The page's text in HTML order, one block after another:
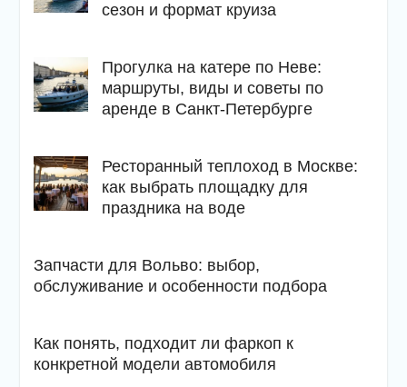
сезон и формат круиза
Прогулка на катере по Неве:
маршруты, виды и советы по
аренде в Санкт-Петербурге
Ресторанный теплоход в Москве:
как выбрать площадку для
праздника на воде
Запчасти для Вольво: выбор,
обслуживание и особенности подбора
Как понять, подходит ли фаркоп к
конкретной модели автомобиля